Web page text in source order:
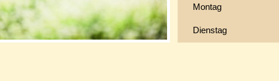
Montag
Dienstag